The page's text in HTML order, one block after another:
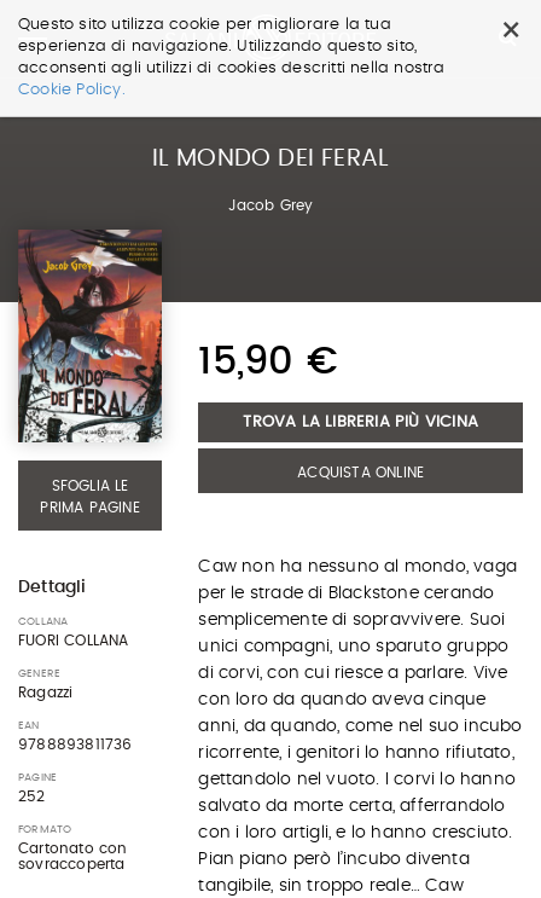
×
Questo sito utilizza cookie per migliorare la tua
esperienza di navigazione. Utilizzando questo sito,
acconsenti agli utilizzi di cookies descritti nella nostra
Cookie Policy.
Salta
IL MONDO DEI FERAL
Jacob Grey
SFOGLIA LE
PRIMA PAGINE
Dettagli
COLLANA
FUORI COLLANA
GENERE
Ragazzi
EAN
9788893811736
PAGINE
252
FORMATO
Cartonato con
sovraccoperta
15,90 €
TROVA LA LIBRERIA PIÙ VICINA
ACQUISTA ONLINE
Caw non ha nessuno al mondo, vaga
per le strade di Blackstone cerando
semplicemente di sopravvivere. Suoi
unici compagni, uno sparuto gruppo
di corvi, con cui riesce a parlare. Vive
con loro da quando aveva cinque
anni, da quando, come nel suo incubo
ricorrente, i genitori lo hanno rifiutato,
gettandolo nel vuoto. I corvi lo hanno
salvato da morte certa, afferrandolo
con i loro artigli, e lo hanno cresciuto.
Pian piano però l’incubo diventa
tangibile, sin troppo reale… Caw